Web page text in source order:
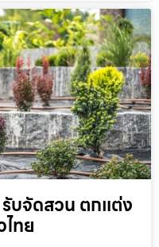
บจัดสวน ตกแต่ง
ทย